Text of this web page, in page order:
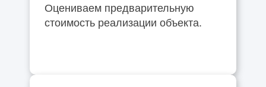
Оцениваем предварительную
стоимость реализации объекта.